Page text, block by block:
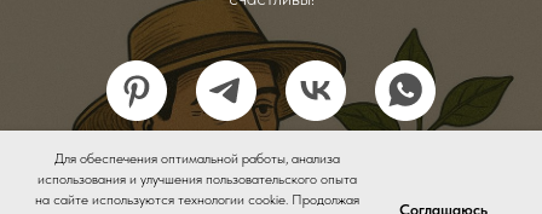
Email us: support@infinitudespace.ru
Для обеспечения оптимальной работы, анализа
использования и улучшения пользовательского опыта
на сайте используются технологии cookie. Продолжая
Соглашаюсь